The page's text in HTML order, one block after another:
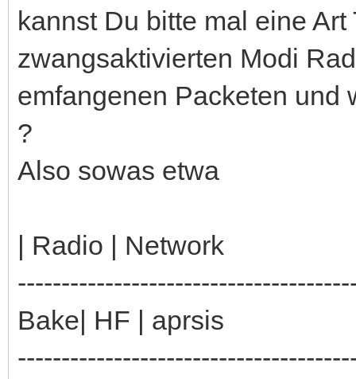
kannst Du bitte mal eine
zwangsaktivierten Modi
emfangenen Packeten und
?
Also sowas etwa
| Radio | Network
Bake| HF | aprsis